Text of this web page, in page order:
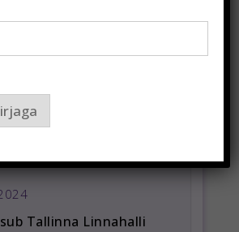
– kaunis
Tallinna Linnahalli